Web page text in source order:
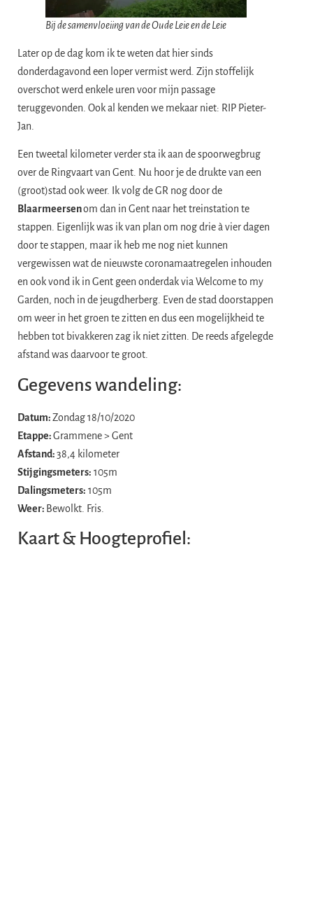
Bij de samenvloeiing van de Oude Leie en de Leie
Later op de dag kom ik te weten dat hier sinds
donderdagavond een loper vermist werd. Zijn stoffelijk
overschot werd enkele uren voor mijn passage
teruggevonden. Ook al kenden we mekaar niet: RIP Pieter-
Jan.
Een tweetal kilometer verder sta ik aan de spoorwegbrug
over de Ringvaart van Gent. Nu hoor je de drukte van een
(groot)stad ook weer. Ik volg de GR nog door de
Blaarmeersenom dan in Gent naar het treinstation te
stappen. Eigenlijk was ik van plan om nog drie à vier dagen
door te stappen, maar ik heb me nog niet kunnen
vergewissen wat de nieuwste coronamaatregelen inhouden
en ook vond ik in Gent geen onderdak via Welcome to my
Garden, noch in de jeugdherberg. Even de stad doorstappen
om weer in het groen te zitten en dus een mogelijkheid te
hebben tot bivakkeren zag ik niet zitten. De reeds afgelegde
afstand was daarvoor te groot.
Gegevens wandeling:
Datum:Zondag 18/10/2020
Etappe:Grammene > Gent
Afstand:38,4 kilometer
Stijgingsmeters: 105m
Dalingsmeters: 105m
Weer: Bewolkt. Fris.
Kaart & Hoogteprofiel: